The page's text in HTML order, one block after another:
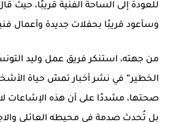
للعودة إلى الساحة الفنية قريبًا، حيث
وسأعود قريبًا بحفلات جديدة وأعمال
من جهته، استنكر فريق عمل وليد
الخطير” في نشر أخبار تمسّ حياة
صحتها، مشددًا على أن هذه الإشاعات لا
بل تُحدث صدمة في محيطه العائلي